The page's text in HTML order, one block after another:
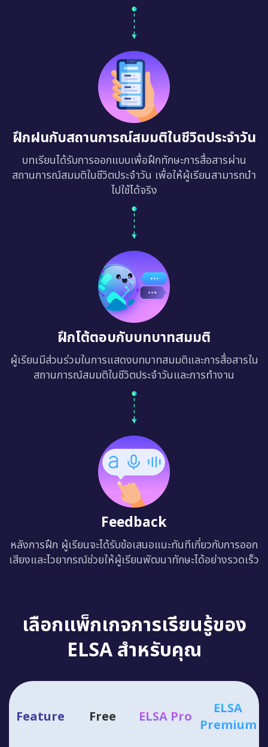
ฝึกฝนกับสถานการณ์สมมติในชีวิตประจำวัน
บทเรียนได้รับการออกแบบเพื่อฝึกทักษะการสื่อสารผ่าน
สถานการณ์สมมติในชีวิตประจำวัน เพื่อให้ผู้เรียนสามารถนำ
ไปใช้ได้จริง
ฝึกโต้ตอบกับบทบาทสมมติ
ผู้เรียนมีส่วนร่วมในการแสดงบทบาทสมมติและการสื่อสารใน
สถานการณ์สมมติในชีวิตประจำวันและการทำงาน
Feedback
หลังการฝึก ผู้เรียนจะได้รับข้อเสนอแนะทันทีเกี่ยวกับการออก
เสียงและไวยากรณ์ช่วยให้ผู้เรียนพัฒนาทักษะได้อย่างรวดเร็ว
เลือกแพ็กเกจการเรียนรู้ของ
ELSA สำหรับคุณ
Feature Free ELSA Pro
ELSA
Premium